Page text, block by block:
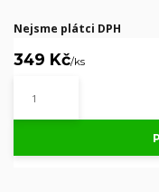
Nejsme plátci DPH
349 Kč/ks